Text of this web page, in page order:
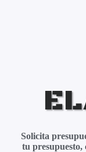
Solicita
tu presupuesto,